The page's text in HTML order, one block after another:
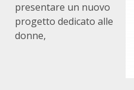
presentare un nuovo
progetto dedicato alle
donne,